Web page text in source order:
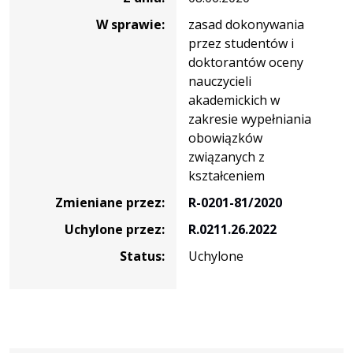
W sprawie:
zasad dokonywania
przez studentów i
doktorantów oceny
nauczycieli
akademickich w
zakresie wypełniania
obowiązków
związanych z
kształceniem
Zmieniane przez:
R-0201-81/2020
Uchylone przez:
R.0211.26.2022
Status:
Uchylone